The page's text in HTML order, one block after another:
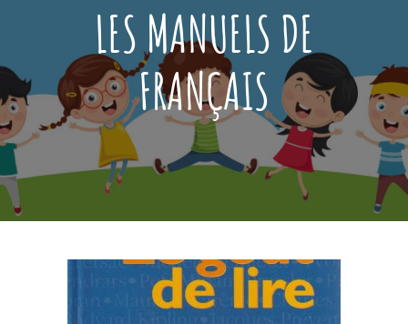
LES MANUELS DE
FRANÇAIS